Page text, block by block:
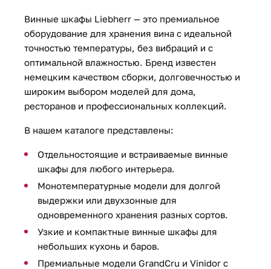
Винные шкафы Liebherr — это премиальное
оборудование для хранения вина с идеальной
точностью температуры, без вибраций и с
оптимальной влажностью. Бренд известен
немецким качеством сборки, долговечностью и
широким выбором моделей для дома,
ресторанов и профессиональных коллекций.
В нашем каталоге представлены:
Отдельностоящие и встраиваемые винные
шкафы для любого интерьера.
Монотемпературные модели для долгой
выдержки или двухзонные для
одновременного хранения разных сортов.
Узкие и компактные винные шкафы для
небольших кухонь и баров.
Премиальные модели GrandCru и Vinidor с